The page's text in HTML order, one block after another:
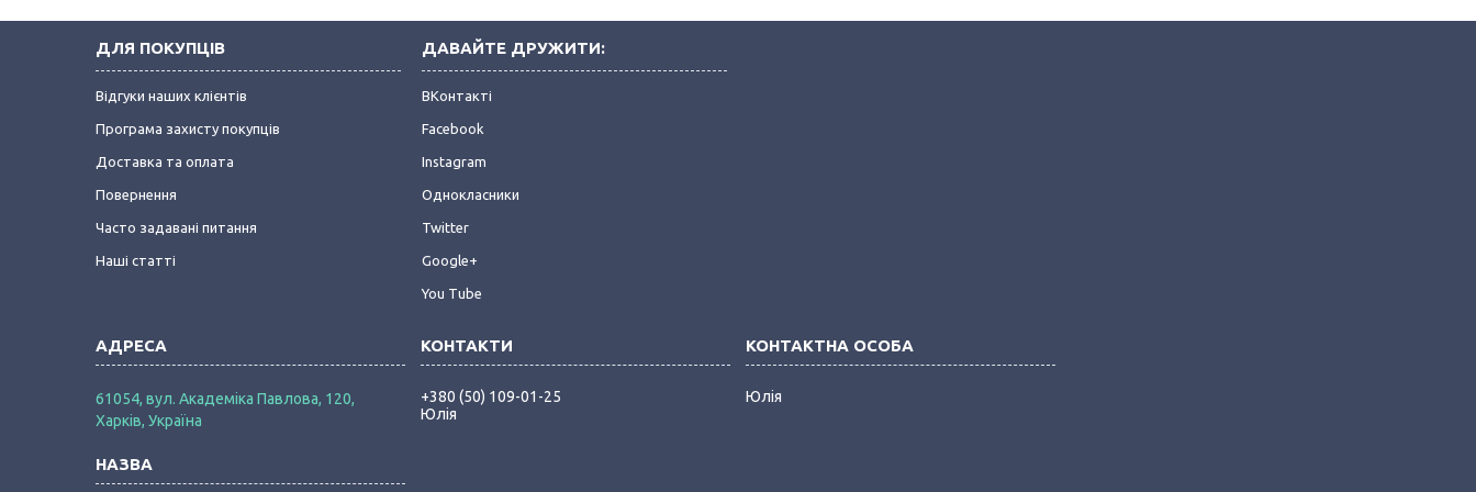
ДЛЯ ПОКУПЦІВ
Відгуки наших клієнтів
Програма захисту покупців
Доставка та оплата
Повернення
Часто задавані питання
Наші статті
ДАВАЙТЕ ДРУЖИТИ:
ВКонтакті
Facebook
Instagram
Однокласники
Twitter
Google+
You Tube
61054, вул. Академіка Павлова, 120,
Харків, Україна
+380 (50) 109-01-25
Юлія
Юлія